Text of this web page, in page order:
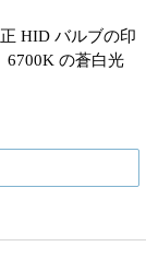
HID バルブの印
6700K の蒼白光